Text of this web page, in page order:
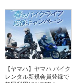
【ヤマハ】ヤマハ バイク
レンタル新規会員登録で